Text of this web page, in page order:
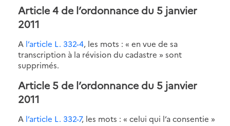
Article 4 de l’ordonnance du 5 janvier
2011
A l’article L. 332-4, les mots : « en vue de sa
transcription à la révision du cadastre » sont
supprimés.
Article 5 de l’ordonnance du 5 janvier
2011
A l’article L. 332-7, les mots : « celui qui l’a consentie »